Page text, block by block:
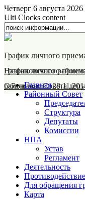
Четверг 6 августа 2026
Ulti Clocks content
График личного
Назрановского
График личного
районного Совета
Объявление-
Главная
Районный Совет
Структура
Депутаты
Комиссии
НПА
Устав
Регламент
Деятельность
Для обращения
Карта